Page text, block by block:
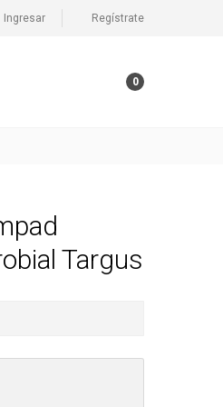
Ingresar Regístrate
0
Targus